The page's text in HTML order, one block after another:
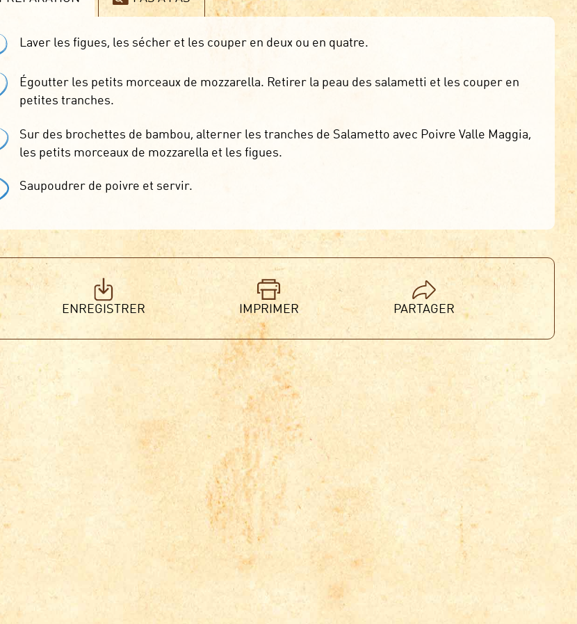
Laver les figues, les sécher et les couper en deux ou en quatre.
Égoutter les petits morceaux de mozzarella. Retirer la peau des salametti et les couper en
petites tranches.
Sur des brochettes de bambou, alterner les tranches de Salametto avec Poivre Valle Maggia,
les petits morceaux de mozzarella et les figues.
Saupoudrer de poivre et servir.
ENREGISTRER IMPRIMER PARTAGER